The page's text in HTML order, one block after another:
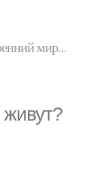
мир...